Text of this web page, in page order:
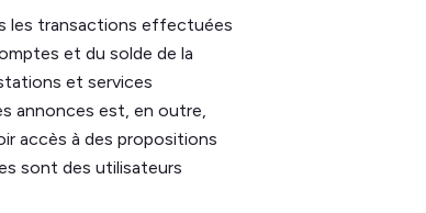
les transactions effectuées
et du solde de la
et services
annonces est, en outre,
accès à des propositions
sont des utilisateurs